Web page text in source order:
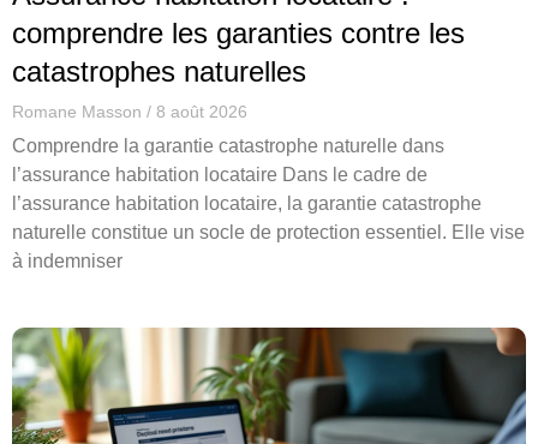
comprendre les garanties contre les
catastrophes naturelles
Romane Masson 8 août 2026
Comprendre la garantie catastrophe naturelle dans
l’assurance habitation locataire Dans le cadre de
l’assurance habitation locataire, la garantie catastrophe
naturelle constitue un socle de protection essentiel. Elle vise
à indemniser